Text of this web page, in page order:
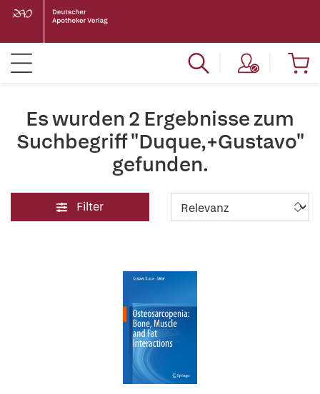
Es wurden 2 Ergebnisse zum
Suchbegriff "Duque,+Gustavo"
gefunden.
Filter